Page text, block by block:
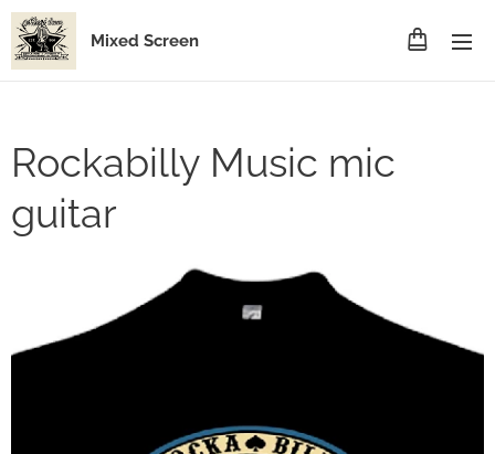
Mixed Screen
Rockabilly Music mic
guitar